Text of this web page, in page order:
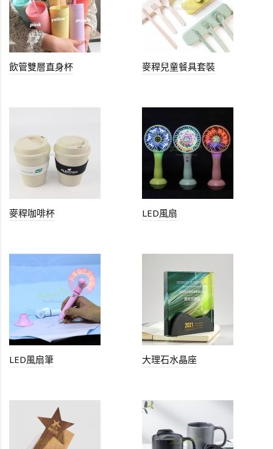
飲管雙層直身杯 麥稈兒童餐具套裝
麥稈咖啡杯 LED風扇
LED風扇筆 大理石水晶座